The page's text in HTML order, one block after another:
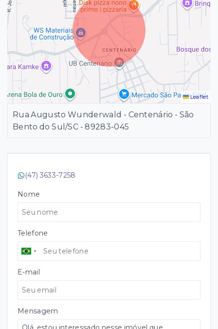
(47) 3633-7258
Nome
Telefone
E-mail
Mensagem
Leaflet
Rua Augusto Wunderwald - Centenário - São
Bento do Sul/SC - 89283-045